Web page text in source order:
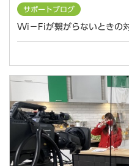
サポートブログ
Wi－Fiが繋がらないときの